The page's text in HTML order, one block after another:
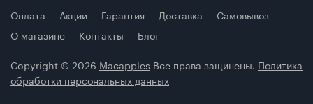
Оплата Акции Гарантия Доставка
Самовывоз
О магазине
Контакты
Блог
Copyright © 2026 Macapples Все права защинены. Политика
обработки персональных данных